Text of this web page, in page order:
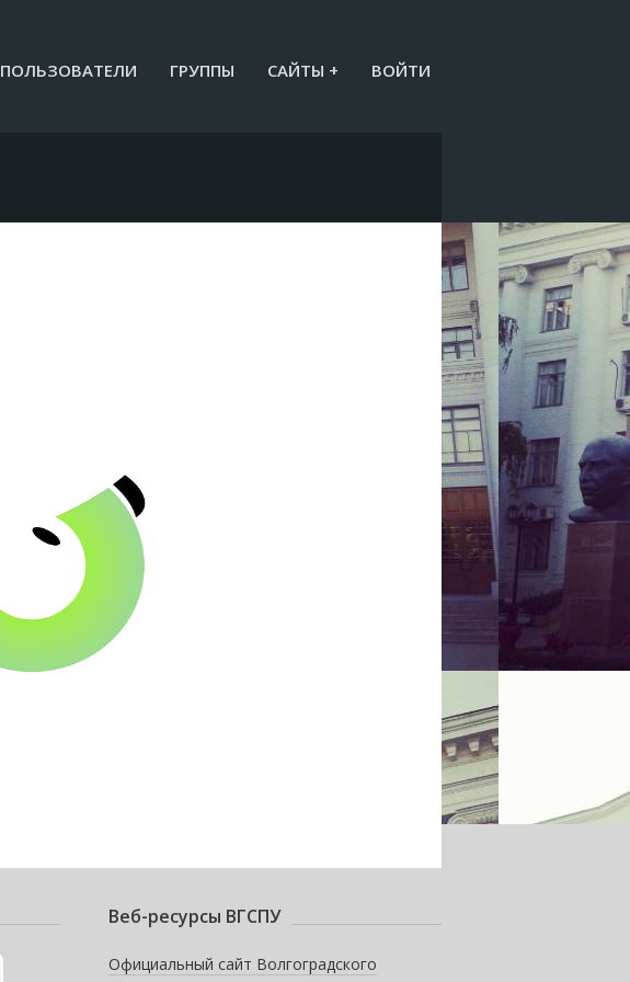
ПОЛЬЗОВАТЕЛИ ГРУППЫ САЙТЫ + ВОЙТИ
Веб-ресурсы ВГСПУ
Официальный сайт Волгоградского